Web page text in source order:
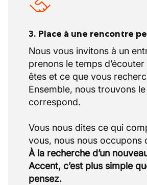
3. Place à une rencontre
Nous vous invitons à un
prenons le temps
êtes et ce que vous
Ensemble, nous trouvons
correspond.
Vous nous dites ce qui
À la recherche d’un
Accent, c’est plus simple
pensez.